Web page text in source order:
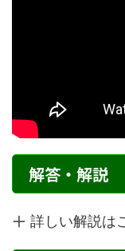
解答・解説
詳しい解説は